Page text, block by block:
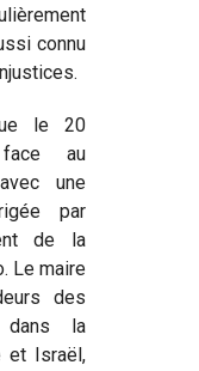
connu
le 20
au
une
par
de la
Le maire
des
dans la
et Israël,